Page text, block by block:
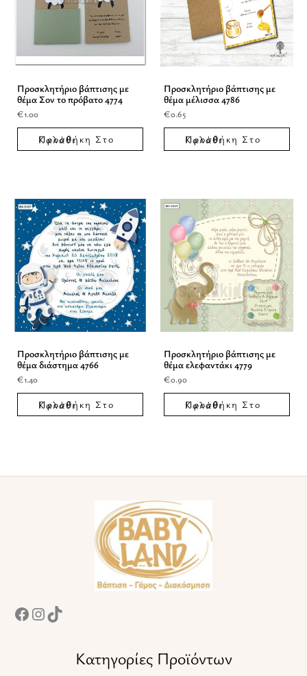
Προσκλητήριο βάπτισης με
θέμα Σον το πρόβατο 4774
€1.00
Προσθήκη Στο Καλάθι
Προσκλητήριο βάπτισης με
θέμα μέλισσα 4786
€0.65
Προσθήκη Στο Καλάθι
Προσκλητήριο βάπτισης με
θέμα διάστημα 4766
€1.40
Προσθήκη Στο Καλάθι
Προσκλητήριο βάπτισης με
θέμα ελεφαντάκι 4779
€0.90
Προσθήκη Στο Καλάθι
Κατηγορίες Προϊόντων